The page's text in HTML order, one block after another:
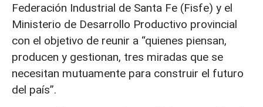
Federación Industrial de Santa Fe (Fisfe) y el
Ministerio de Desarrollo Productivo provincial
con el objetivo de reunir a “quienes piensan,
producen y gestionan, tres miradas que se
necesitan mutuamente para construir el futuro
del país”.